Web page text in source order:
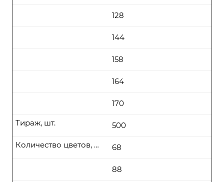
128
144
158
164
170
500
Тираж, шт.
68
Количество цветов, цена (руб\шт) от
88